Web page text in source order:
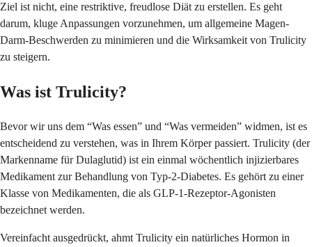
Ziel ist nicht, eine restriktive, freudlose Diät zu erstellen. Es geht
darum, kluge Anpassungen vorzunehmen, um allgemeine Magen-
Darm-Beschwerden zu minimieren und die Wirksamkeit von Trulicity
zu steigern.
Was ist Trulicity?
Bevor wir uns dem “Was essen” und “Was vermeiden” widmen, ist es
entscheidend zu verstehen, was in Ihrem Körper passiert. Trulicity (der
Markenname für Dulaglutid) ist ein einmal wöchentlich injizierbares
Medikament zur Behandlung von Typ-2-Diabetes. Es gehört zu einer
Klasse von Medikamenten, die als GLP-1-Rezeptor-Agonisten
bezeichnet werden.
Vereinfacht ausgedrückt, ahmt Trulicity ein natürliches Hormon in